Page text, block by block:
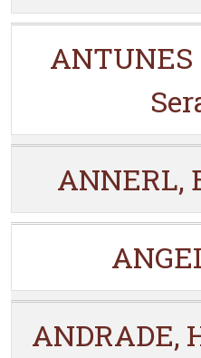
ANTUNES
ANNERL,
ANDRADE,